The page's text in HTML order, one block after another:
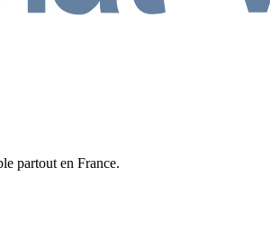
partout en France.